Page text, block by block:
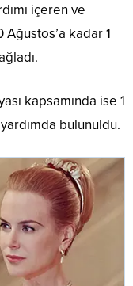
içeren ve
kadar 1
kapsamında ise 1
bulunuldu.